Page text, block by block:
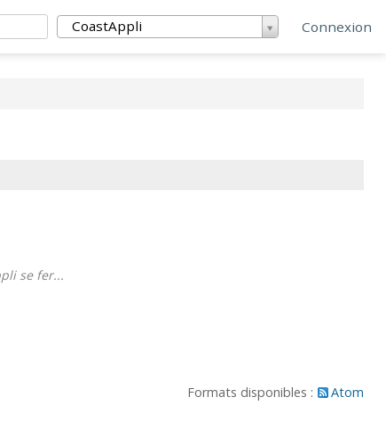
CoastAppli Connexion
se fer...
Formats disponibles : Atom